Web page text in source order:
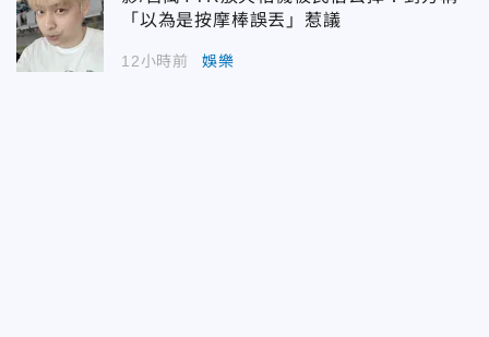
「以為是按摩棒誤丟」惹議
12小時前 娛樂